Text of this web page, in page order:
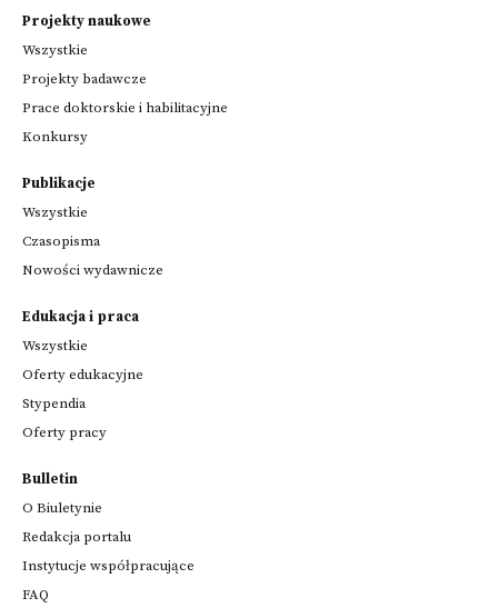
Projekty naukowe
Wszystkie
Projekty badawcze
Prace doktorskie i habilitacyjne
Konkursy
Publikacje
Wszystkie
Czasopisma
Nowości wydawnicze
Edukacja i praca
Wszystkie
Oferty edukacyjne
Stypendia
Oferty pracy
Bulletin
O Biuletynie
Redakcja portalu
Instytucje współpracujące
FAQ